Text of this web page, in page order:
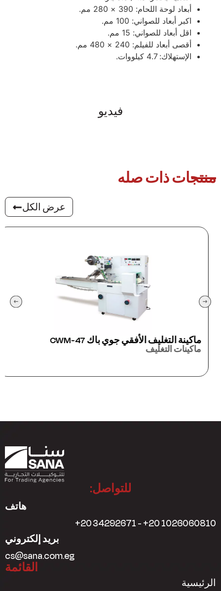
فيديو
أبعاد لوحة اللحام: 390 × 280 مم.
اكبر أبعاد للصواني: 100 مم.
اقل أبعاد للصواني: 15 مم.
أقصى أبعاد للفيلم: 240 × 480 مم.
الإستهلاك: 4.7 كيلووات.
منتجات ذات صله
عرض الكل
ماكينة التغليف الأفقي جوي باك CWM-47
ماكينات التغليف
للتواصل:
هاتف
+20 34292671 - +20 1026060810
بريد إلكتروني
cs@sana.com.eg
القائمة
الرئيسية